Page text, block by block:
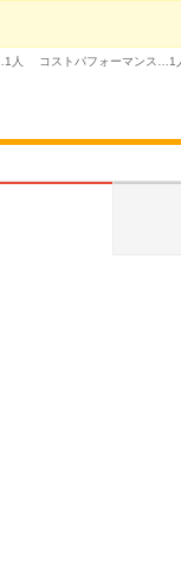
1人 コストパフォーマンス… 1